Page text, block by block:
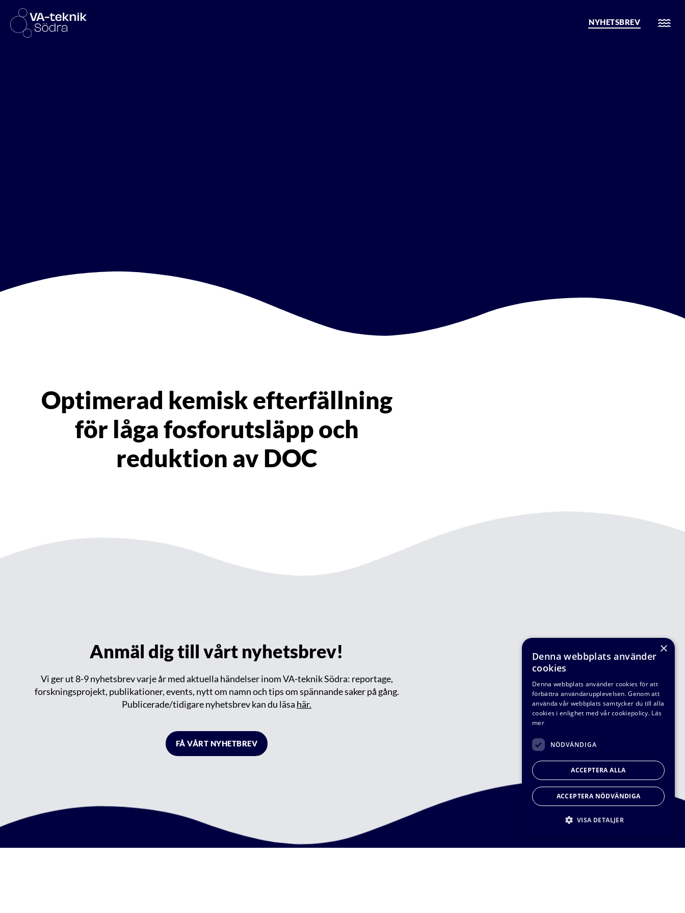
NYHETSBREV
Optimerad kemisk efterfällning
för låga fosforutsläpp och
reduktion av DOC
Anmäl dig till vårt nyhetsbrev!
Vi ger ut 8-9 nyhetsbrev varje år med aktuella händelser inom VA-teknik Södra: reportage,
forskningsprojekt, publikationer, events, nytt om namn och tips om spännande saker på gång.
Publicerade/tidigare nyhetsbrev kan du läsa här.
FÅ VÅRT NYHETBREV
×
Denna webbplats använder
cookies
Denna webbplats använder cookies för att
förbättra användarupplevelsen. Genom att
använda vår webbplats samtycker du till alla
cookies i enlighet med vår cookiepolicy. Läs
mer
NÖDVÄNDIGA
ACCEPTERA ALLA
ACCEPTERA NÖDVÄNDIGA
VISA DETALJER